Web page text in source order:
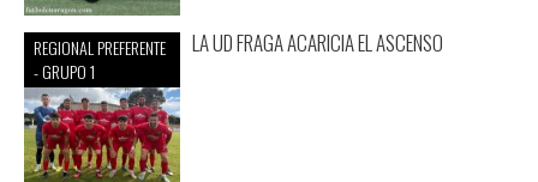
REGIONAL PREFERENTE
- GRUPO 1
LA UD FRAGA ACARICIA EL ASCENSO